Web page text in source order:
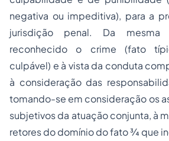
negativa ou impeditiva), para a
jurisdição penal. Da
reconhecido o crime (fato
culpável) e à vista da conduta
à consideração das
tomando-se em consideração os
subjetivos da atuação conjunta, à
retores do domínio do fato ¾ que